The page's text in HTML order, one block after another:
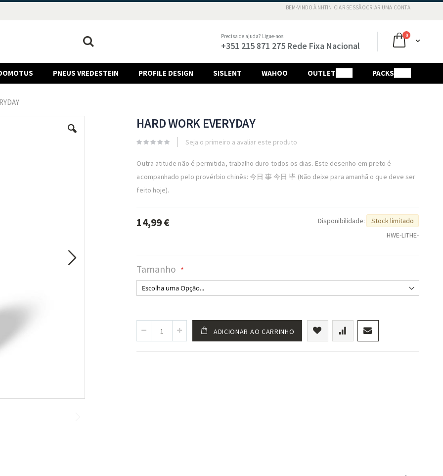
BEM-VINDO À NHTINICIAR SESSÃOCRIAR UMA CONTA
O Meu
0artigos
Precisa de ajuda? Ligue-nos
+351 215 871 275 Rede Fixa Nacional
PNEUS VREDESTEIN PROFILE DESIGN SISLENT WAHOO OUTLET PACKS
HARD WORK EVERYDAY
Seja o primeiro a avaliar este produto
Outra atitude não é permitida, trabalho duro todos os dias. Este desenho em preto é
acompanhado pelo provérbio chinês: 今日 事 今日 毕 (Não deixe para amanhã o que deve ser
feito hoje).
14,99 € Disponibilidade:
Stock limitado
HWE-LITHE-
Tamanho
ADICIONAR AO CARRINHO